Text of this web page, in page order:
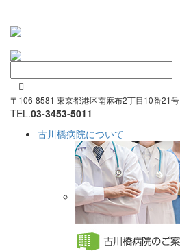

〒106-8581 東京都港区南麻布2丁目10番21号
TEL.03-3453-5011
古川橋病院について